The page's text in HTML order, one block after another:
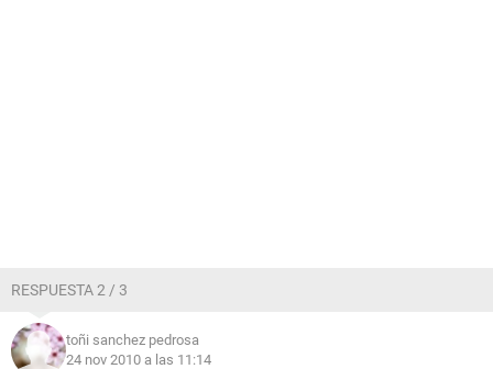
RESPUESTA 2 / 3
toñi sanchez pedrosa
24 nov 2010 a las 11:14